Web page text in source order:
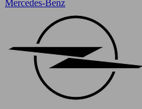
Mercedes-Benz